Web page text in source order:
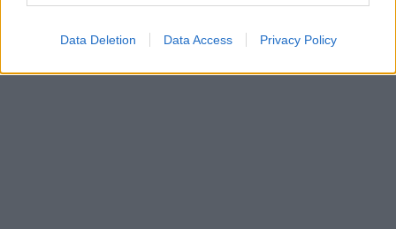
Data Deletion Data Access Privacy Policy